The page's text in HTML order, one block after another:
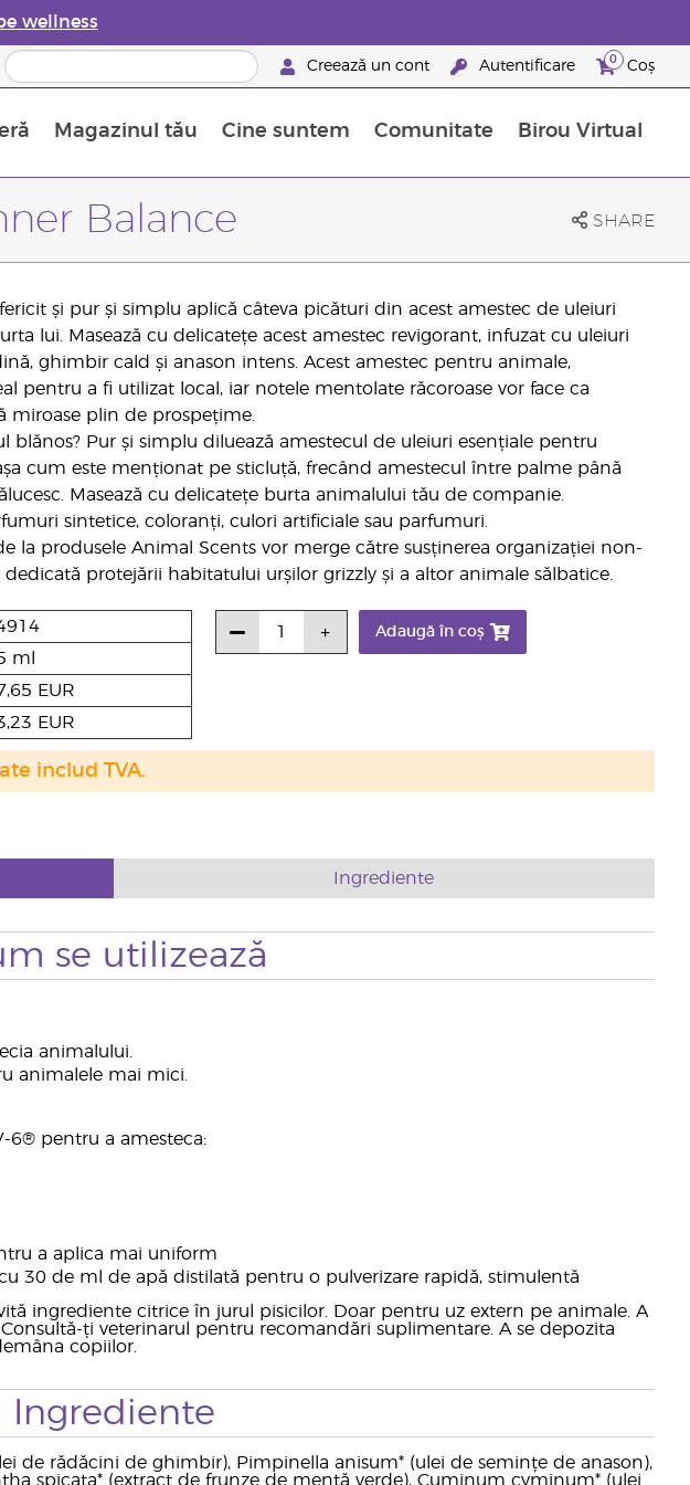
wellness
Creează un cont Autentificare 0 Coș
Magazinul tău Cine suntem Comunitate Birou Virtual
Balance SHARE
și pur și simplu aplică câteva picături din acest amestec de uleiuri
lui. Masează cu delicatețe acest amestec revigorant, infuzat cu uleiuri
ghimbir cald și anason intens. Acest amestec pentru animale,
pentru a fi utilizat local, iar notele mentolate răcoroase vor face ca
miroase plin de prospețime.
blănos? Pur și simplu diluează amestecul de uleiuri esențiale pentru
cum este menționat pe sticluță, frecând amestecul între palme până
Masează cu delicatețe burta animalului tău de companie.
sintetice, coloranți, culori artificiale sau parfumuri.
la produsele Animal Scents vor merge către susținerea organizației non-
protejării habitatului urșilor grizzly și a altor animale sălbatice.
ml
EUR
EUR
Adaugă în coș
includ TVA.
Ingrediente
se utilizează
animalului.
animalele mai mici.
6® pentru a amesteca:
a aplica mai uniform
30 de ml de apă distilată pentru o pulverizare rapidă, stimulentă
ingrediente citrice în jurul pisicilor. Doar pentru uz extern pe animale. A
ți veterinarul pentru recomandări suplimentare. A se depozita
copiilor.
Ingrediente
de rădăcini de ghimbir), Pimpinella anisum* (ulei de semințe de anason),
spicata* (extract de frunze de mentă verde), Cuminum cyminum* (ulei